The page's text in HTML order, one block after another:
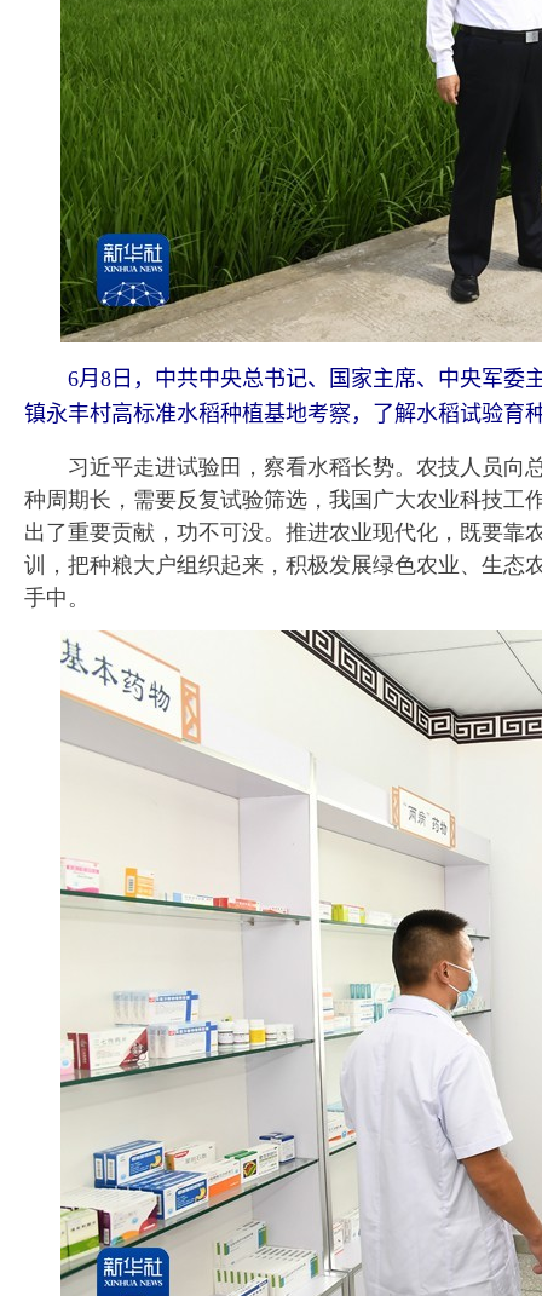
6月8日，中共中央总书记、国家主席、中央军委
镇永丰村高标准水稻种植基地考察，了解水稻试验育
习近平走进试验田，察看水稻长势。农技人员向
种周期长，需要反复试验筛选，我国广大农业科技
出了重要贡献，功不可没。推进农业现代化，既要
训，把种粮大户组织起来，积极发展绿色农业、生
手中。